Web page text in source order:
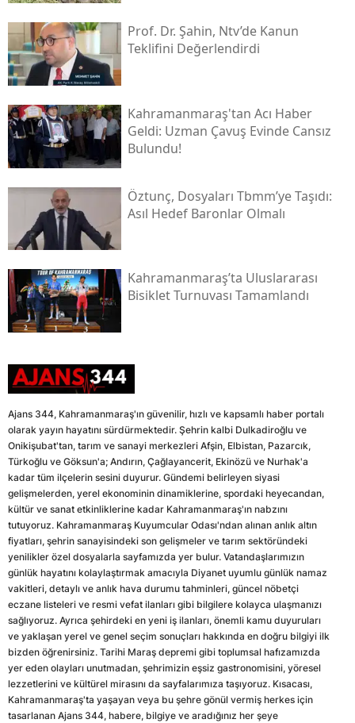
Prof. Dr. Şahin, Ntv’de Kanun
Teklifini Değerlendirdi
Kahramanmaraş'tan Acı Haber
Geldi: Uzman Çavuş Evinde Cansız
Bulundu!
Öztunç, Dosyaları Tbmm’ye Taşıdı:
Asıl Hedef Baronlar Olmalı
Kahramanmaraş’ta Uluslararası
Bisiklet Turnuvası Tamamlandı
Ajans 344, Kahramanmaraş'ın güvenilir, hızlı ve kapsamlı haber portalı
olarak yayın hayatını sürdürmektedir. Şehrin kalbi Dulkadiroğlu ve
Onikişubat'tan, tarım ve sanayi merkezleri Afşin, Elbistan, Pazarcık,
Türkoğlu ve Göksun'a; Andırın, Çağlayancerit, Ekinözü ve Nurhak'a
kadar tüm ilçelerin sesini duyurur. Gündemi belirleyen siyasi
gelişmelerden, yerel ekonominin dinamiklerine, spordaki heyecandan,
kültür ve sanat etkinliklerine kadar Kahramanmaraş'ın nabzını
tutuyoruz. Kahramanmaraş Kuyumcular Odası'ndan alınan anlık altın
fiyatları, şehrin sanayisindeki son gelişmeler ve tarım sektöründeki
yenilikler özel dosyalarla sayfamızda yer bulur. Vatandaşlarımızın
günlük hayatını kolaylaştırmak amacıyla Diyanet uyumlu günlük namaz
vakitleri, detaylı ve anlık hava durumu tahminleri, güncel nöbetçi
eczane listeleri ve resmi vefat ilanları gibi bilgilere kolayca ulaşmanızı
sağlıyoruz. Ayrıca şehirdeki en yeni iş ilanları, önemli kamu duyuruları
ve yaklaşan yerel ve genel seçim sonuçları hakkında en doğru bilgiyi ilk
bizden öğrenirsiniz. Tarihi Maraş depremi gibi toplumsal hafızamızda
yer eden olayları unutmadan, şehrimizin eşsiz gastronomisini, yöresel
lezzetlerini ve kültürel mirasını da sayfalarımıza taşıyoruz. Kısacası,
Kahramanmaraş'ta yaşayan veya bu şehre gönül vermiş herkes için
tasarlanan Ajans 344, habere, bilgiye ve aradığınız her şeye